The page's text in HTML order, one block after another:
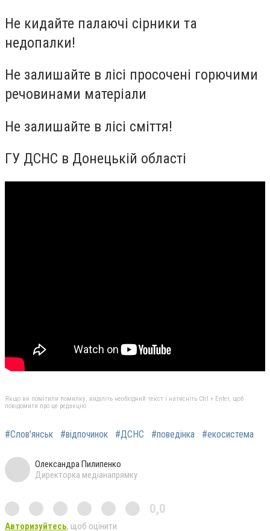
Не кидайте палаючі сірники та
недопалки!
Не залишайте в лісі просочені горючими
речовинами матеріали
Не залишайте в лісі сміття!
ГУ ДСНС в Донецькій області
Якщо ви помітили помилку, виділіть необхідний текст і натисніть Ctrl + Enter, щоб
повідомити про це редакцію
#Слов'янськ #відпочинок #ДСНС #поведінка #екосистема
Олександра Пилипенко
Директорка медіанапрямку
0,0
Авторизуйтесь, щоб оцінити